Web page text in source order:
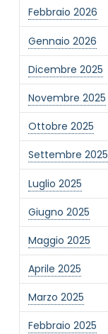
Febbraio 2026
Gennaio 2026
Dicembre 2025
Novembre 2025
Ottobre 2025
Settembre 2025
Luglio 2025
Giugno 2025
Maggio 2025
Aprile 2025
Marzo 2025
Febbraio 2025